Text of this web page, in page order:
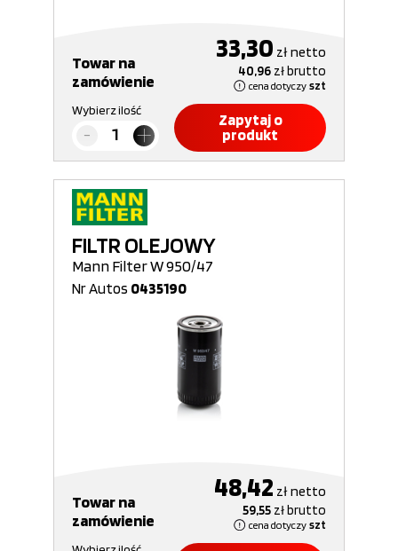
Towar na
zamówienie
33,30 złnetto
40,96 złbrutto
cena dotyczy szt
Wybierz ilość
Zapytaj o
produkt
FILTR OLEJOWY
Mann Filter W 950/47
Nr Autos 0435190
Towar na
zamówienie
48,42 złnetto
59,55 złbrutto
cena dotyczy szt